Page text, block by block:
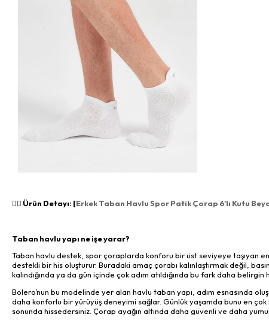
👉🏻 Ürün Detayı: [Erkek Taban Havlu Spor Patik Çorap 6'lı Kutu
Taban havlu yapı ne işe yarar?
Taban havlu destek, spor çoraplarda konforu bir üst seviyeye taşıyan
destekli bir his oluşturur. Buradaki amaç çorabı kalınlaştırmak değil,
kalındığında ya da gün içinde çok adım atıldığında bu fark daha belirgin
Bolero’nun bu modelinde yer alan havlu taban yapı, adım esnasında
daha konforlu bir yürüyüş deneyimi sağlar. Günlük yaşamda bunu en
sonunda hissedersiniz. Çorap ayağın altında daha güvenli ve daha